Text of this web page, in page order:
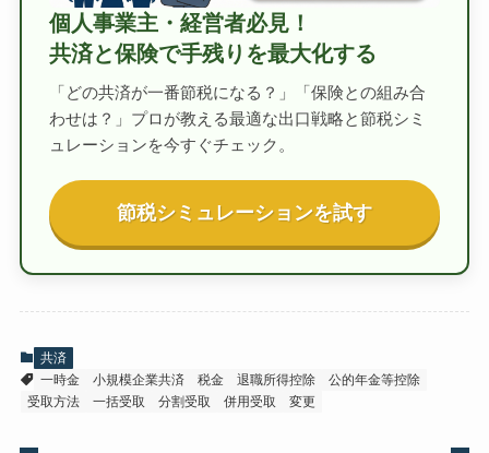
個人事業主・経営者必見！
共済と保険で手残りを最大化する
「どの共済が一番節税になる？」「保険との組み合
わせは？」プロが教える最適な出口戦略と節税シミ
ュレーションを今すぐチェック。
節税シミュレーションを試す
共済
一時金
小規模企業共済 税金 退職所得控除
公的年金等控除
受取方法
一括受取 分割受取 併用受取 変更